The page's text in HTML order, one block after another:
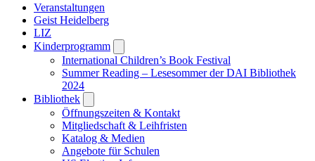
Veranstaltungen
Geist Heidelberg
LIZ
Kinderprogramm
submenu
International Children’s Book Festival
Summer Reading – Lesesommer der DAI Bibliothek
2024
Bibliothek
submenu
Öffnungszeiten & Kontakt
Mitgliedschaft & Leihfristen
Katalog & Medien
Angebote für Schulen